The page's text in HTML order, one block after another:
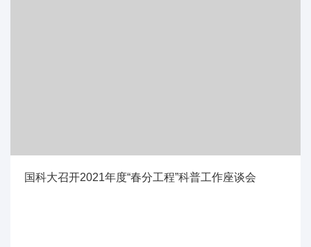
国科大召开2021年度“春分工程”科普工作座谈会